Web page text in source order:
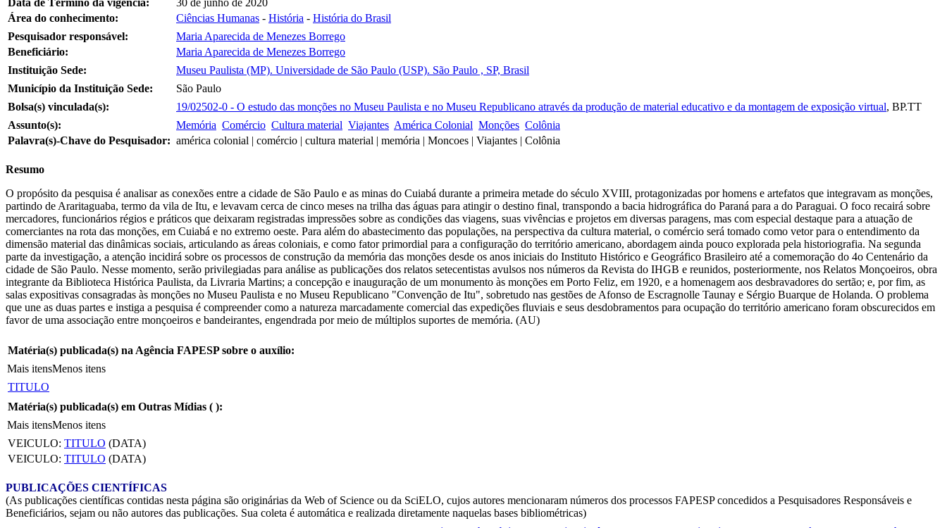
Área do conhecimento:
Ciências Humanas - História - História do Brasil
Pesquisador responsável:
Maria Aparecida de Menezes Borrego
Beneficiário:
Maria Aparecida de Menezes Borrego
Instituição Sede:
Museu Paulista (MP). Universidade de São Paulo (USP). São Paulo , SP, Brasil
Município da Instituição Sede:
São Paulo
Bolsa(s) vinculada(s):
19/02502-0 - O estudo das monções no Museu Paulista e no Museu Republicano através da produção de material educativo e da montagem de exposição virtual, BP.TT
Assunto(s):
Memória Comércio Cultura material Viajantes América Colonial Monções Colônia
Palavra(s)-Chave do Pesquisador: américa colonial | comércio | cultura material | memória | Moncoes | Viajantes | Colônia
Resumo
O propósito da pesquisa é analisar as conexões entre a cidade de São Paulo e as minas do Cuiabá durante a primeira metade do século XVIII, protagonizadas por homens e artefatos que integravam as monções,
partindo de Araritaguaba, termo da vila de Itu, e levavam cerca de cinco meses na trilha das águas para atingir o destino final, transpondo a bacia hidrográfica do Paraná para a do Paraguai. O foco recairá sobre
mercadores, funcionários régios e práticos que deixaram registradas impressões sobre as condições das viagens, suas vivências e projetos em diversas paragens, mas com especial destaque para a atuação de
comerciantes na rota das monções, em Cuiabá e no extremo oeste. Para além do abastecimento das populações, na perspectiva da cultura material, o comércio será tomado como vetor para o entendimento da
dimensão material das dinâmicas sociais, articulando as áreas coloniais, e como fator primordial para a configuração do território americano, abordagem ainda pouco explorada pela historiografia. Na segunda
parte da investigação, a atenção incidirá sobre os processos de construção da memória das monções desde os anos iniciais do Instituto Histórico e Geográfico Brasileiro até a comemoração do 4o Centenário da
cidade de São Paulo. Nesse momento, serão privilegiadas para análise as publicações dos relatos setecentistas avulsos nos números da Revista do IHGB e reunidos, posteriormente, nos Relatos Monçoeiros, obra
integrante da Biblioteca Histórica Paulista, da Livraria Martins; a concepção e inauguração de um monumento às monções em Porto Feliz, em 1920, e a homenagem aos desbravadores do sertão; e, por fim, as
salas expositivas consagradas às monções no Museu Paulista e no Museu Republicano "Convenção de Itu", sobretudo nas gestões de Afonso de Escragnolle Taunay e Sérgio Buarque de Holanda. O problema
que une as duas partes e instiga a pesquisa é compreender como a natureza marcadamente comercial das expedições fluviais e seus desdobramentos para ocupação do território americano foram obscurecidos em
favor de uma associação entre monçoeiros e bandeirantes, engendrada por meio de múltiplos suportes de memória. (AU)
Matéria(s) publicada(s) na Agência FAPESP sobre o auxílio:
Mais itensMenos itens
TITULO
Matéria(s) publicada(s) em Outras Mídias ( ):
Mais itensMenos itens
VEICULO: TITULO (DATA)
VEICULO: TITULO (DATA)
PUBLICAÇÕES CIENTÍFICAS
(As publicações científicas contidas nesta página são originárias da Web of Science ou da SciELO, cujos autores mencionaram números dos processos FAPESP concedidos a Pesquisadores Responsáveis e
Beneficiários, sejam ou não autores das publicações. Sua coleta é automática e realizada diretamente naquelas bases bibliométricas)